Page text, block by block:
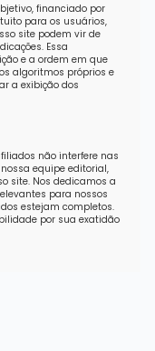
financiado por
para os usuários,
site podem vir de
Essa
e a ordem em que
algoritmos próprios e
a exibição dos
não interfere nas
equipe editorial,
site. Nos dedicamos a
para nossos
estejam completos.
por sua exatidão